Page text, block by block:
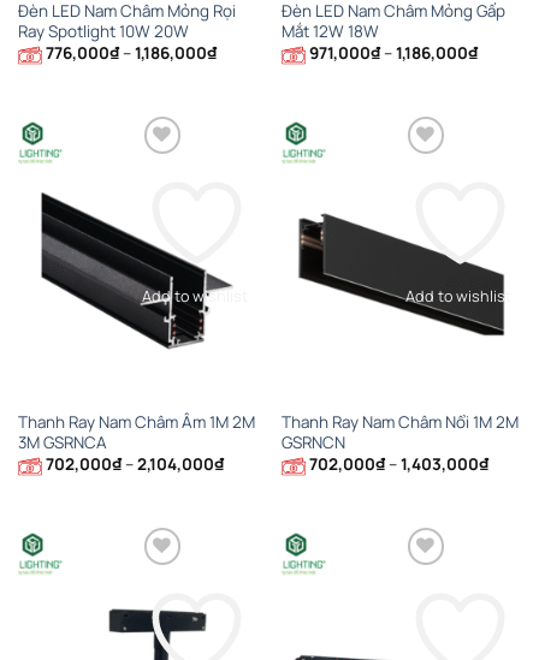
Đèn LED Nam Châm Mỏng Rọi
Ray Spotlight 10W 20W
776,000₫–1,186,000₫Khoảng
1,186,000₫
Đèn LED Nam Châm Mỏng Gấp
Mắt 12W 18W
971,000₫–1,186,000₫Khoảng
Add to wishlist
Thanh Ray Nam Châm Âm 1M 2M
3M GSRNCA
702,000₫–2,104,000₫Khoảng
2,104,000₫
Add to wishlist
Thanh Ray Nam Châm Nổi 1M 2M
GSRNCN
702,000₫–1,403,000₫